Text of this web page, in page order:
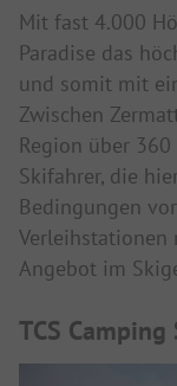
Mit fast 4.000
Paradise das
und somit mit
Zwischen
Region über
Skifahrer, die
Bedingungen
Verleihstationen
Angebot im
TCS Camping